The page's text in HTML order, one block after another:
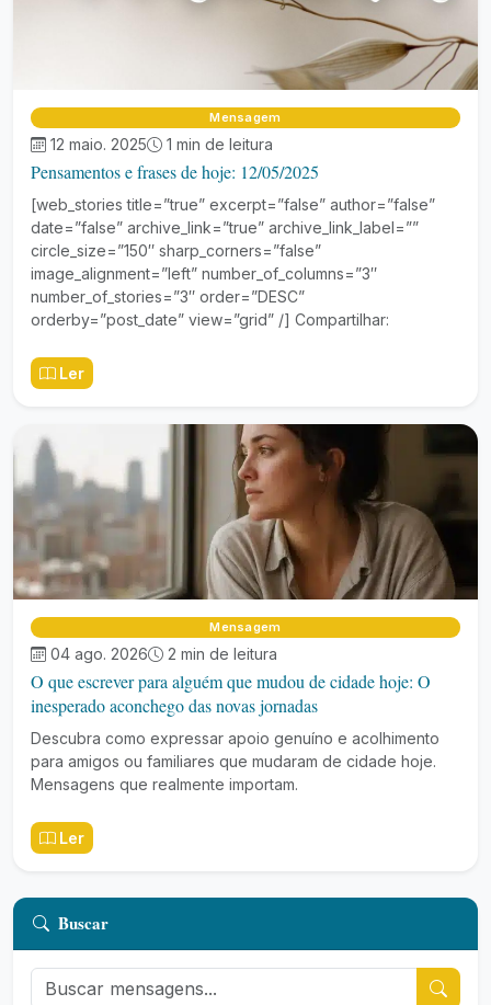
Mensagem
12 maio. 2025 1 min de leitura
Pensamentos e frases de hoje: 12/05/2025
[web_stories title=”true” excerpt=”false” author=”false”
date=”false” archive_link=”true” archive_link_label=””
circle_size=”150″ sharp_corners=”false”
image_alignment=”left” number_of_columns=”3″
number_of_stories=”3″ order=”DESC”
orderby=”post_date” view=”grid” /] Compartilhar:
Ler
Mensagem
04 ago. 2026 2 min de leitura
O que escrever para alguém que mudou de cidade hoje: O
inesperado aconchego das novas jornadas
Descubra como expressar apoio genuíno e acolhimento
para amigos ou familiares que mudaram de cidade hoje.
Mensagens que realmente importam.
Ler
Buscar